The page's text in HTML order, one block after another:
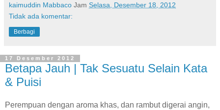
kaimuddin Mabbaco Jam Selasa, Desember 18, 2012
Tidak ada komentar:
Berbagi
17 Desember 2012
Betapa Jauh | Tak Sesuatu Selain Kata
& Puisi
Perempuan dengan aroma khas, dan rambut digerai angin,